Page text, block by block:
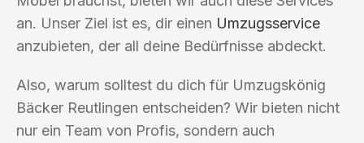
an. Unser Ziel ist es, dir einen Umzugsservice
anzubieten, der all deine Bedürfnisse abdeckt.
Also, warum solltest du dich für Umzugskönig
Bäcker Reutlingen entscheiden? Wir bieten nicht
nur ein Team von Profis, sondern auch